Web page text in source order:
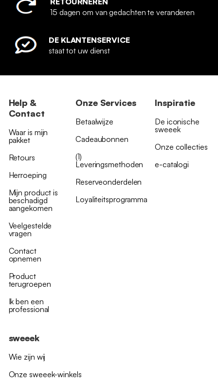
15 dagen om van gedachten te veranderen
DE KLANTENSERVICE
staat tot uw dienst
Help &
Contact
Waar is mijn
pakket
Retours
Herroeping
Mijn product is
beschadigd
aangekomen
Veelgestelde
vragen
Contact
opnemen
Product
terugroepen
Ik ben een
professional
Onze Services
Betaalwijze
Cadeaubonnen
(1)
Leveringsmethoden
Reserveonderdelen
Loyaliteitsprogramma
Inspiratie
De iconische
sweeek
Onze collecties
e-catalogi
sweeek
Wie zijn wij
Onze sweeek-winkels